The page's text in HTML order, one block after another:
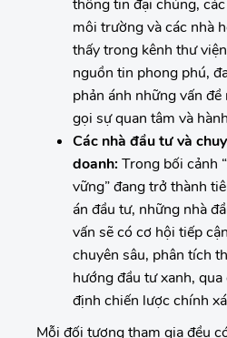
thông tin đại chúng,
môi trường và các nhà
thấy trong kênh thư
nguồn tin phong phú,
phản ánh những vấn
gọi sự quan tâm và
Các nhà đầu tư và
doanh: Trong bối cảnh
vững” đang trở thành
án đầu tư, những nhà
vấn sẽ có cơ hội tiếp
chuyên sâu, phân tích
hướng đầu tư xanh,
định chiến lược chính
Mỗi đối tượng tham gia đều